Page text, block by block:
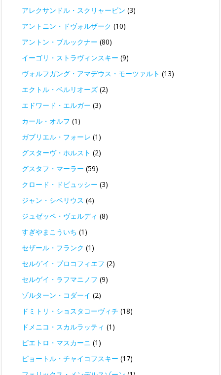
アレクサンドル・スクリャービン (3)
アントニン・ドヴォルザーク (10)
アントン・ブルックナー (80)
イーゴリ・ストラヴィンスキー (9)
ヴォルフガング・アマデウス・モーツァルト (13)
エクトル・ベルリオーズ (2)
エドワード・エルガー (3)
カール・オルフ (1)
ガブリエル・フォーレ (1)
グスターヴ・ホルスト (2)
グスタフ・マーラー (59)
クロード・ドビュッシー (3)
ジャン・シベリウス (4)
ジュゼッペ・ヴェルディ (8)
すぎやまこういち (1)
セザール・フランク (1)
セルゲイ・プロコフィエフ (2)
セルゲイ・ラフマニノフ (9)
ゾルターン・コダーイ (2)
ドミトリ・ショスタコーヴィチ (18)
ドメニコ・スカルラッティ (1)
ピエトロ・マスカーニ (1)
ピョートル・チャイコフスキー (17)